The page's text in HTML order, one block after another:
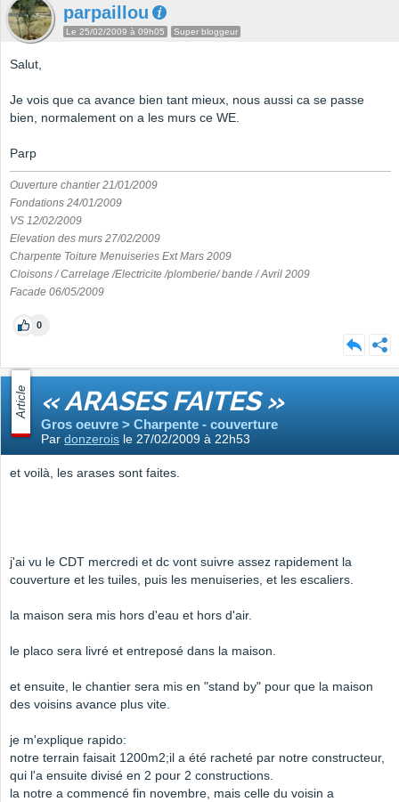
parpaillou
Le 25/02/2009 à 09h05 Super bloggeur
Salut,
Je vois que ca avance bien tant mieux, nous aussi ca se passe
bien, normalement on a les murs ce WE.
Parp
Ouverture chantier 21/01/2009
Fondations 24/01/2009
VS 12/02/2009
Elevation des murs 27/02/2009
Charpente Toiture Menuiseries Ext Mars 2009
Cloisons / Carrelage /Electricite /plomberie/ bande / Avril 2009
Facade 06/05/2009
0
Article « ARASES FAITES »
Gros oeuvre > Charpente - couverture
Par donzerois le 27/02/2009 à 22h53
et voilà, les arases sont faites.
j'ai vu le CDT mercredi et dc vont suivre assez rapidement la
couverture et les tuiles, puis les menuiseries, et les escaliers.
la maison sera mis hors d'eau et hors d'air.
le placo sera livré et entreposé dans la maison.
et ensuite, le chantier sera mis en "stand by" pour que la maison
des voisins avance plus vite.
je m'explique rapido:
notre terrain faisait 1200m2;il a été racheté par notre constructeur,
qui l'a ensuite divisé en 2 pour 2 constructions.
la notre a commencé fin novembre, mais celle du voisin a